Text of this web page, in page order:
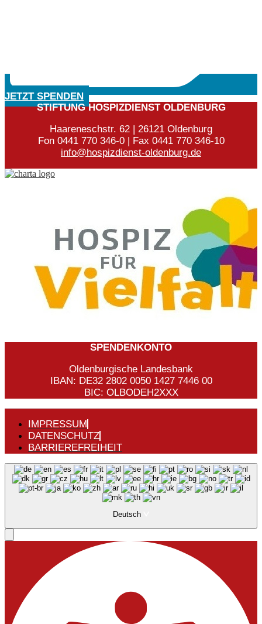
JETZT SPENDEN
STIFTUNG HOSPIZDIENST OLDENBURG
Haareneschstr. 62 | 26121 Oldenburg
Fon 0441 770 346-0 | Fax 0441 770 346-10
info@hospizdienst-oldenburg.de
SPENDENKONTO
Oldenburgische Landesbank
IBAN: DE32 2802 0050 1427 7446 00
BIC: OLBODEH2XXX
IMPRESSUM
DATENSCHUTZ
BARRIEREFREIHEIT
Deutsch